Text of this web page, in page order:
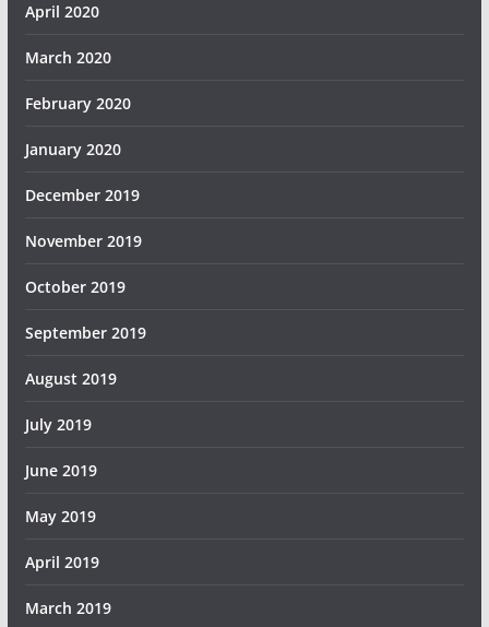
April 2020
March 2020
February 2020
January 2020
December 2019
November 2019
October 2019
September 2019
August 2019
July 2019
June 2019
May 2019
April 2019
March 2019